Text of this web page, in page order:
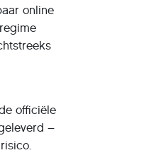
online
officiële
–